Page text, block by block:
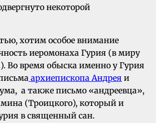
некоторой
хотим особое внимание
иеромонаха Гурия (в миру
Во время обыска именно у Гурия
архиепископа Андрея и
а также письмо «андреевца»,
(Троицкого), который и
в священный сан.